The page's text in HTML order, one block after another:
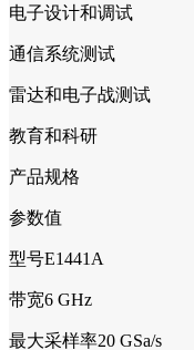
电子设计和调试
通信系统测试
雷达和电子战测试
教育和科研
产品规格
参数值
型号E1441A
带宽6 GHz
最大采样率20 GSa/s